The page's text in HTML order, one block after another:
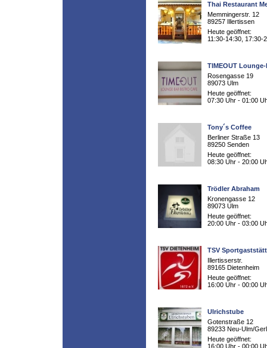
Thai Restaurant
Memmingerstr. 12
89257 Illertissen
Heute geöffnet:
11:30-14:30, 17:30-
TIMEOUT
Rosengasse 19
89073 Ulm
Heute geöffnet:
07:30 Uhr - 01:00
Tony´s Coffee
Berliner Straße 13
89250 Senden
Heute geöffnet:
08:30 Uhr - 20:00
Trödler Abraham
Kronengasse 12
89073 Ulm
Heute geöffnet:
20:00 Uhr - 03:00
TSV
Illertisserstr.
89165 Dietenheim
Heute geöffnet:
16:00 Uhr - 00:00
Ulrichstube
Gotenstraße 12
89233 Neu-Ulm/
Heute geöffnet:
16:00 Uhr - 00:00